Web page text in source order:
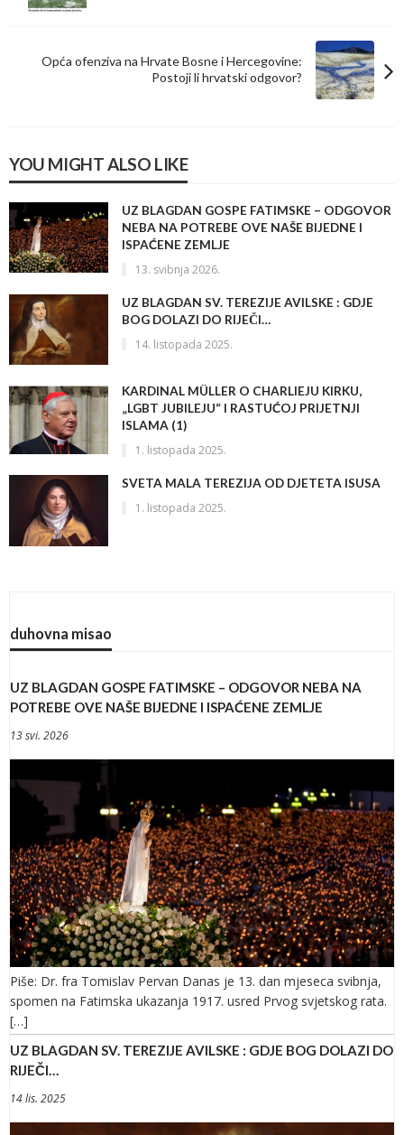
Opća ofenziva na Hrvate Bosne i Hercegovine:
Postoji li hrvatski odgovor?
YOU MIGHT ALSO LIKE
UZ BLAGDAN GOSPE FATIMSKE – ODGOVOR
NEBA NA POTREBE OVE NAŠE BIJEDNE I
ISPAĆENE ZEMLJE
13. svibnja 2026.
UZ BLAGDAN SV. TEREZIJE AVILSKE : GDJE
BOG DOLAZI DO RIJEČI…
14. listopada 2025.
KARDINAL MÜLLER O CHARLIEJU KIRKU,
„LGBT JUBILEJU“ I RASTUĆOJ PRIJETNJI
ISLAMA (1)
1. listopada 2025.
SVETA MALA TEREZIJA OD DJETETA ISUSA
1. listopada 2025.
duhovna misao
UZ BLAGDAN GOSPE FATIMSKE – ODGOVOR NEBA NA
POTREBE OVE NAŠE BIJEDNE I ISPAĆENE ZEMLJE
13 svi. 2026
Piše: Dr. fra Tomislav Pervan Danas je 13. dan mjeseca svibnja,
spomen na Fatimska ukazanja 1917. usred Prvog svjetskog rata.
[…]
UZ BLAGDAN SV. TEREZIJE AVILSKE : GDJE BOG DOLAZI DO
RIJEČI…
14 lis. 2025